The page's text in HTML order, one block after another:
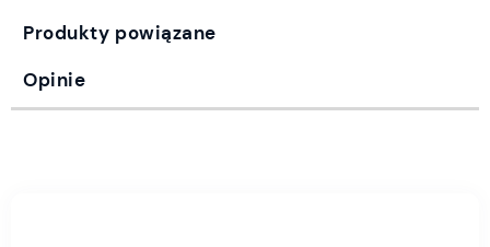
Produkty powiązane
Opinie